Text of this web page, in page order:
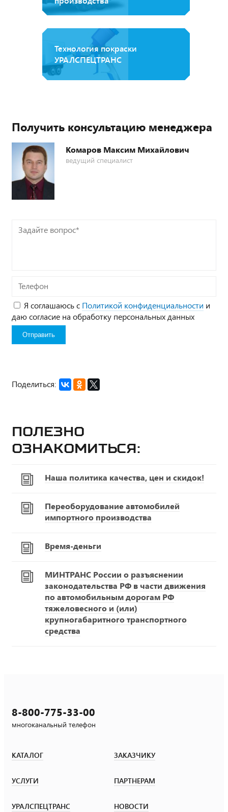
Технология покраски
УРАЛСПЕЦТРАНС
Получить консультацию менеджера
Комаров Максим Михайлович
ведущий специалист
Задайте
Телефон
Я соглашаюсь с Политикой конфиденциальности и
даю согласие на обработку персональных данных
Поделиться:
Полезно
ознакомиться:
Наша политика качества, цен и скидок!
Переоборудование автомобилей
импортного производства
Время-деньги
МИНТРАНС России о разъяснении
законодательства РФ в части движения
по автомобильным дорогам РФ
тяжеловесного и (или)
крупногабаритного транспортного
средства
8-800-775-33-00
многоканальный телефон
КАТАЛОГ ЗАКАЗЧИКУ
УСЛУГИ ПАРТНЕРАМ
УРАЛСПЕЦТРАНС НОВОСТИ